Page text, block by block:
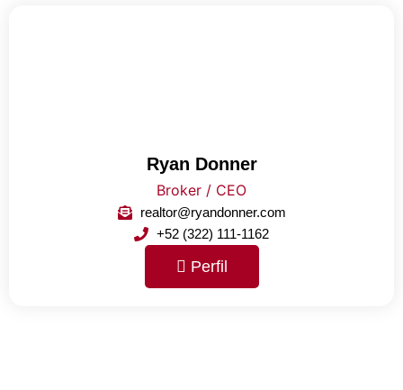
Ryan Donner
Broker / CEO
realtor@ryandonner.com
+52 (322) 111-1162
Perfil